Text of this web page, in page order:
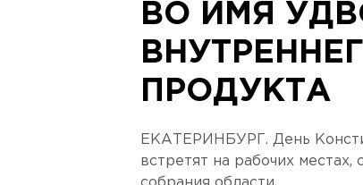
ВО ИМЯ
ПРОДУКТА
ЕКАТЕРИНБУРГ. День
встретят на рабочих